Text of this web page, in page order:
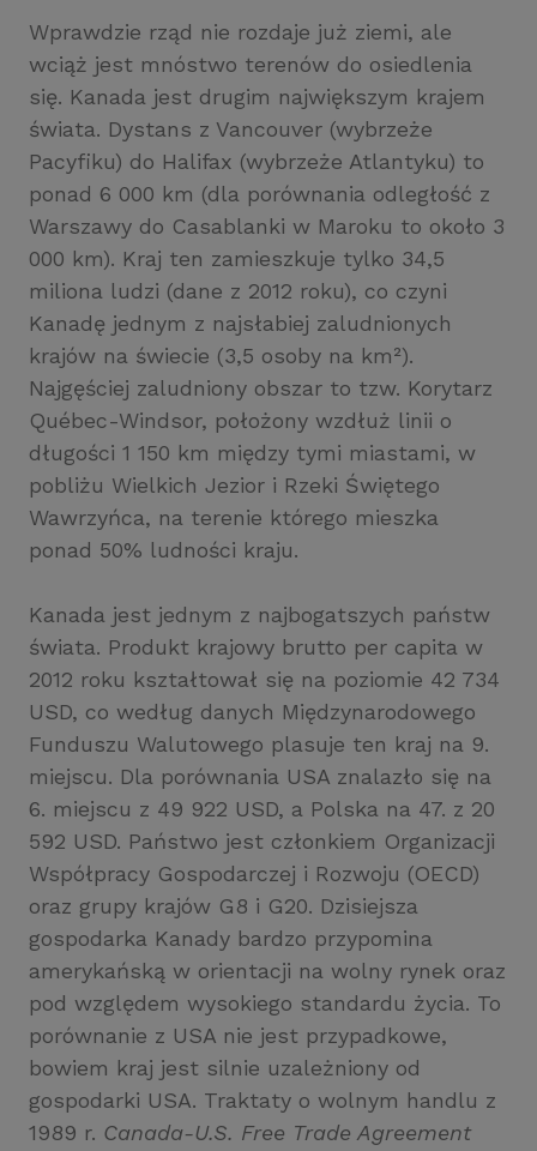
Wprawdzie rząd nie rozdaje już ziemi, ale
wciąż jest mnóstwo terenów do osiedlenia
się. Kanada jest drugim największym krajem
świata. Dystans z Vancouver (wybrzeże
Pacyfiku) do Halifax (wybrzeże Atlantyku) to
ponad 6 000 km (dla porównania odległość z
Warszawy do Casablanki w Maroku to około 3
000 km). Kraj ten zamieszkuje tylko 34,5
miliona ludzi (dane z 2012 roku), co czyni
Kanadę jednym z najsłabiej zaludnionych
krajów na świecie (3,5 osoby na km²).
Najgęściej zaludniony obszar to tzw. Korytarz
Québec-Windsor, położony wzdłuż linii o
długości 1 150 km między tymi miastami, w
pobliżu Wielkich Jezior i Rzeki Świętego
Wawrzyńca, na terenie którego mieszka
ponad 50% ludności kraju.
Kanada jest jednym z najbogatszych państw
świata. Produkt krajowy brutto per capita w
2012 roku kształtował się na poziomie 42 734
USD, co według danych Międzynarodowego
Funduszu Walutowego plasuje ten kraj na 9.
miejscu. Dla porównania USA znalazło się na
6. miejscu z 49 922 USD, a Polska na 47. z 20
592 USD. Państwo jest członkiem Organizacji
Współpracy Gospodarczej i Rozwoju (OECD)
oraz grupy krajów G8 i G20. Dzisiejsza
gospodarka Kanady bardzo przypomina
amerykańską w orientacji na wolny rynek oraz
pod względem wysokiego standardu życia. To
porównanie z USA nie jest przypadkowe,
bowiem kraj jest silnie uzależniony od
gospodarki USA. Traktaty o wolnym handlu z
1989 r. Canada-U.S. Free Trade Agreement